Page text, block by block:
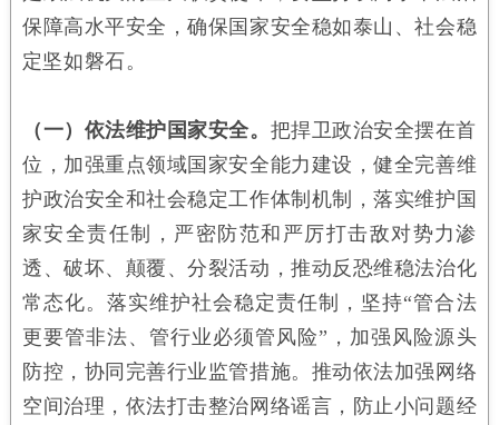
保障高水平安全，确保国家安全稳如泰山、社会稳
定坚如磐石。
（一）依法维护国家安全。 把捍卫政治安全摆在首
位，加强重点领域国家安全能力建设，健全完善维
护政治安全和社会稳定工作体制机制，落实维护国
家安全责任制，严密防范和严厉打击敌对势力渗
透、破坏、颠覆、分裂活动，推动反恐维稳法治化
常态化。落实维护社会稳定责任制，坚持“管合法
更要管非法、管行业必须管风险”，加强风险源头
防控，协同完善行业监管措施。推动依法加强网络
空间治理，依法打击整治网络谣言，防止小问题经